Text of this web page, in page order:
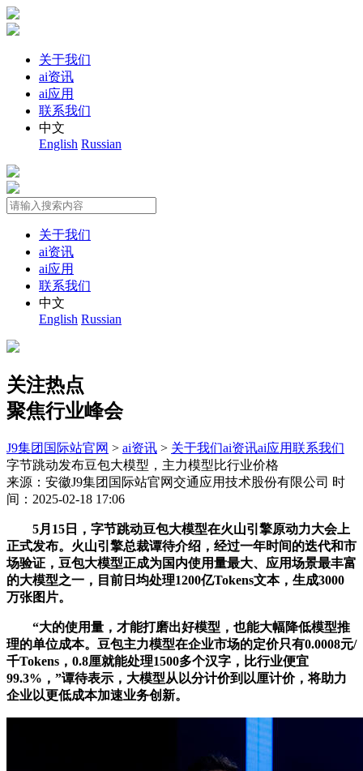
关于我们
ai资讯
ai应用
联系我们
中文
English Russian
关于我们
ai资讯
ai应用
联系我们
中文
English Russian
关注热点
聚焦行业峰会
J9集团国际站官网 > ai资讯 > 关于我们ai资讯ai应用联系我们
字节跳动发布豆包大模型，主力模型比行业价格
来源：安徽J9集团国际站官网交通应用技术股份有限公司 时
间：2025-02-18 17:06
5月15日，字节跳动豆包大模型在火山引擎原动力大会上
正式发布。火山引擎总裁谭待介绍，经过一年时间的迭代和市
场验证，豆包大模型正成为国内使用量最大、应用场景最丰富
的大模型之一，目前日均处理1200亿Tokens文本，生成3000
万张图片。
“大的使用量，才能打磨出好模型，也能大幅降低模型推
理的单位成本。豆包主力模型在企业市场的定价只有0.0008元/
千Tokens，0.8厘就能处理1500多个汉字，比行业便宜
99.3%，”谭待表示，大模型从以分计价到以厘计价，将助力
企业以更低成本加速业务创新。